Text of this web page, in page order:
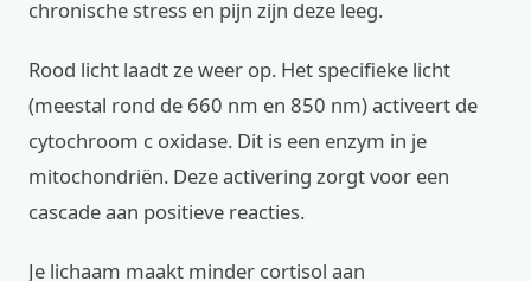
chronische stress en pijn zijn deze leeg.
Rood licht laadt ze weer op. Het specifieke licht
(meestal rond de 660 nm en 850 nm) activeert de
cytochroom c oxidase. Dit is een enzym in je
mitochondriën. Deze activering zorgt voor een
cascade aan positieve reacties.
Je lichaam maakt minder cortisol aan